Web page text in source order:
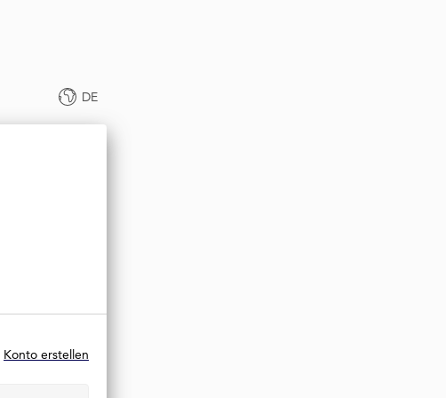
DE
Konto erstellen